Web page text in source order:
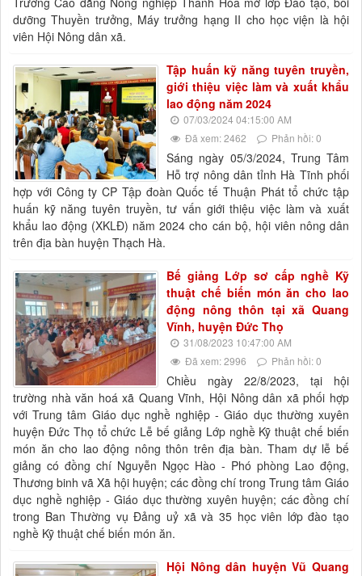
dưỡng Thuyền trưởng, Máy trưởng hạng II cho học viện là hội
viên Hội Nông dân xã.
Tập huấn kỹ năng tuyên truyền,
giới thiệu việc làm và xuất khẩu
lao động năm 2024
07/03/2024 04:15:00 AM
Đã xem: 2462
Phản hồi: 0
Sáng ngày 05/3/2024, Trung Tâm
Hỗ trợ nông dân tỉnh Hà Tĩnh phối
hợp với Công ty CP Tập đoàn Quốc tế Thuận Phát tổ chức tập
huấn kỹ năng tuyên truyền, tư vấn giới thiệu việc làm và xuất
khẩu lao động (XKLĐ) năm 2024 cho cán bộ, hội viên nông dân
trên địa bàn huyện Thạch Hà.
Bế giảng Lớp sơ cấp nghề Kỹ
thuật chế biến món ăn cho lao
động nông thôn tại xã Quang
Vĩnh, huyện Đức Thọ
31/08/2023 10:47:00 AM
Đã xem: 2996
Phản hồi: 0
Chiều ngày 22/8/2023, tại hội
trường nhà văn hoá xã Quang Vĩnh, Hội Nông dân xã phối hợp
với Trung tâm Giáo dục nghề nghiệp - Giáo dục thường xuyên
huyện Đức Thọ tổ chức Lễ bế giảng Lớp nghề Kỹ thuật chế biến
món ăn cho lao động nông thôn trên địa bàn. Tham dự lễ bế
giảng có đồng chí Nguyễn Ngọc Hào - Phó phòng Lao động,
Thương binh vã Xã hội huyện; các đồng chí trong Trung tâm Giáo
dục nghề nghiệp - Giáo dục thường xuyên huyện; các đồng chí
trong Ban Thường vụ Đảng uỷ xã và 35 học viên lớp đào tạo
nghề Kỹ thuật chế biến món ăn.
Hội Nông dân huyện Vũ Quang